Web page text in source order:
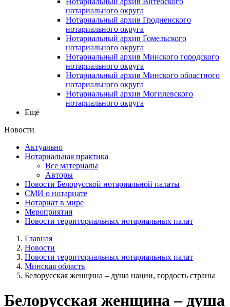
нотариального округа
Нотариальный архив Гродненского
нотариального округа
Нотариальный архив Гомельского
нотариального округа
Нотариальный архив Минского городского
нотариального округа
Нотариальный архив Минского областного
нотариального округа
Нотариальный архив Могилевского
нотариального округа
Ещё
Новости
Актуально
Нотариальная практика
Все материалы
Авторы
Новости Белорусской нотариальной палаты
СМИ о нотариате
Нотариат в мире
Мероприятия
Новости территориальных нотариальных палат
Главная
Новости
Новости территориальных нотариальных палат
Минская область
Белорусская женщина – душа нации, гордость страны
Белорусская женщина – душа